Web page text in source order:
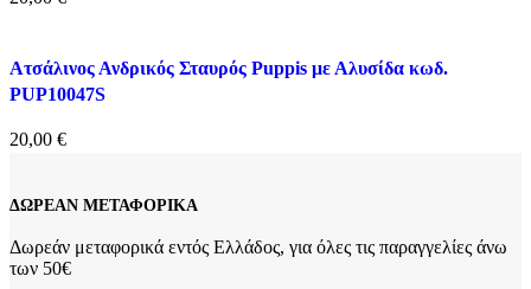
Ατσάλινος Ανδρικός Σταυρός Puppis με Αλυσίδα κωδ.
PUP10047S
20,00 €
ΔΩΡΕΑΝ ΜΕΤΑΦΟΡΙΚΑ
Δωρεάν μεταφορικά εντός Ελλάδος, για όλες τις παραγγελίες άνω
των 50€